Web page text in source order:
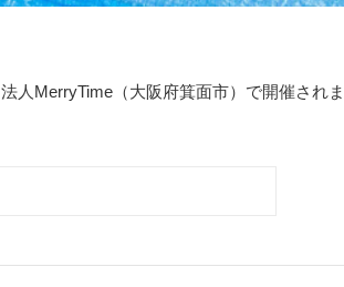
人MerryTime（大阪府箕面市）で開催され